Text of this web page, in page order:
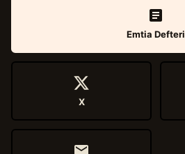
Emtia Defteri
X